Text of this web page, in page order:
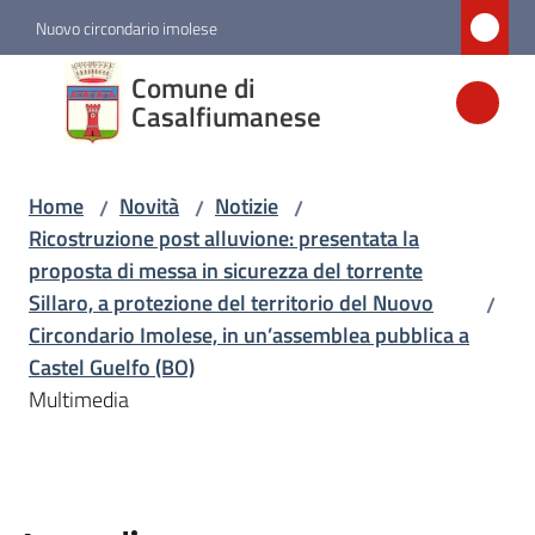
Vai al contenuto
Vai alla navigazione
Vai al footer
Nuovo circondario imolese
Comune di
Casalfiumanese
Comune di
Casalfiumanese
Amministrazione
Novità
Menu selezionato
Servizi
Home / Novità / Notizie /
Ricostruzione post alluvione: presentata la
proposta di messa in sicurezza del torrente
Sillaro, a protezione del territorio del Nuovo
Circondario Imolese, in un’assemblea pubblica a
Castel Guelfo (BO)
/
Multimedia